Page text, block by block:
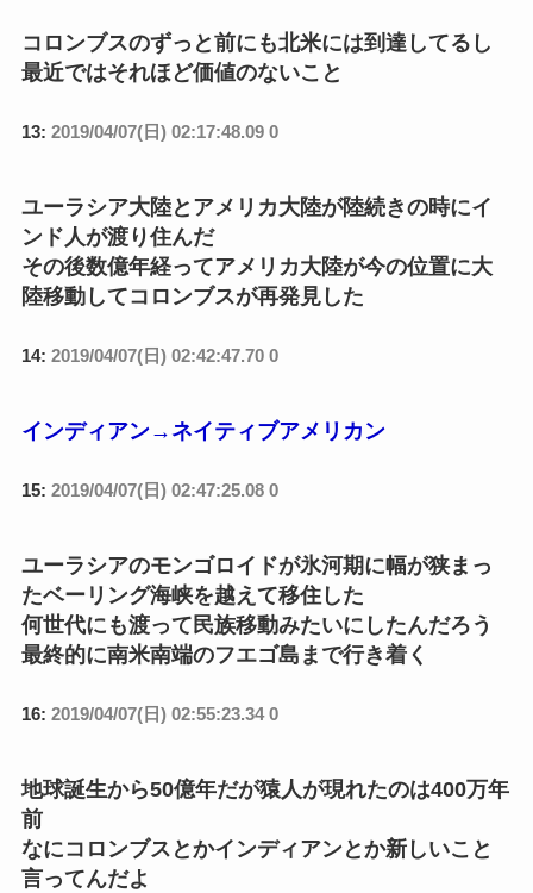
コロンブスのずっと前にも北米には到達してるし
最近ではそれほど価値のないこと
13: 2019/04/07(日) 02:17:48.09 0
ユーラシア大陸とアメリカ大陸が陸続きの時にイ
ンド人が渡り住んだ
その後数億年経ってアメリカ大陸が今の位置に大
陸移動してコロンブスが再発見した
14: 2019/04/07(日) 02:42:47.70 0
インディアン→ネイティブアメリカン
15: 2019/04/07(日) 02:47:25.08 0
ユーラシアのモンゴロイドが氷河期に幅が狭まっ
たベーリング海峡を越えて移住した
何世代にも渡って民族移動みたいにしたんだろう
最終的に南米南端のフエゴ島まで行き着く
16: 2019/04/07(日) 02:55:23.34 0
地球誕生から50億年だが猿人が現れたのは400万年
前
なにコロンブスとかインディアンとか新しいこと
言ってんだよ